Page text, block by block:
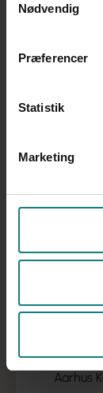
Nødvendig
Præferencer
Statistik
Marketing
Ikast-
Randers
Samsø
Struer
Viborg
Aarhus